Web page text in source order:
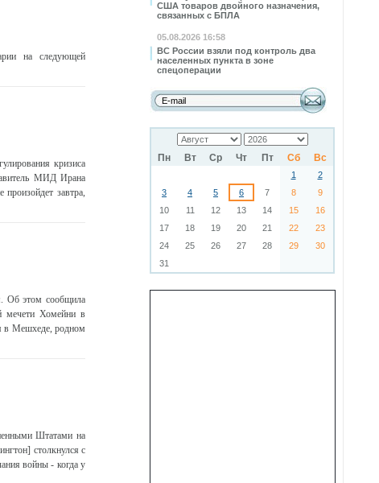
США товаров двойного назначения,
связанных с БПЛА
05.08.2026 16:58
ВС России взяли под контроль два
населенных пункта в зоне
спецоперации
Пн Вт Ср Чт Пт Сб Вс
1
2
3
4 5 6 7 8
9
10
11 12 13 14 15
16
17
18 19 20 21 22
23
24
25 26 27 28 29
30
31
на следующей
кризиса
МИД Ирана
завтра,
Об этом сообщила
мечети Хомейни в
в Мешхеде, родном
Штатами на
столкнулся с
войны - когда у